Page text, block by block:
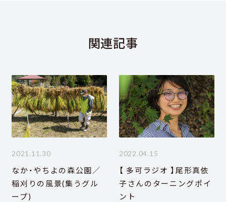
関連記事
2021.11.30
なか・やちよの森公園／
稲刈りの風景(集うグル
ープ)
2022.04.15
【 多可ラジオ 】尾形真依
子さんのターニングポイ
ント